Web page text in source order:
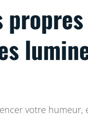
votre humeur,